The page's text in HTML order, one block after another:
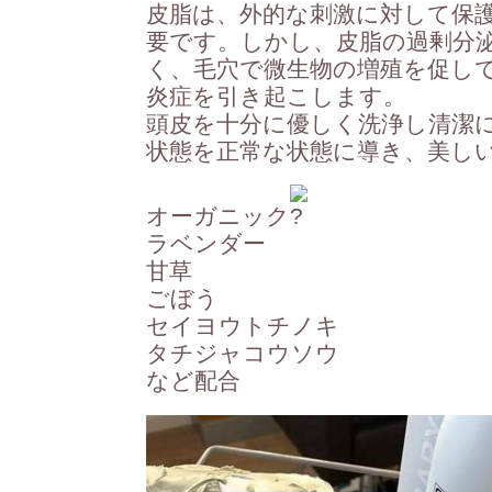
皮脂は、外的な刺激に対して保
要です。しかし、皮脂の過剰分
く、毛穴で微生物の増殖を促し
炎症を引き起こします。
頭皮を十分に優しく洗浄し清潔
状態を正常な状態に導き、美し
オーガニック
ラベンダー
甘草
ごぼう
セイヨウトチノキ
タチジャコウソウ
など配合